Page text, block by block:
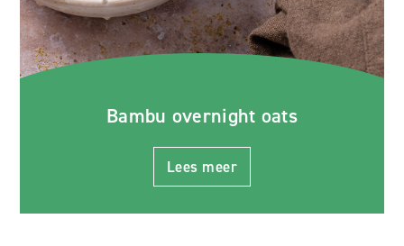
Bambu overnight oats
Lees meer